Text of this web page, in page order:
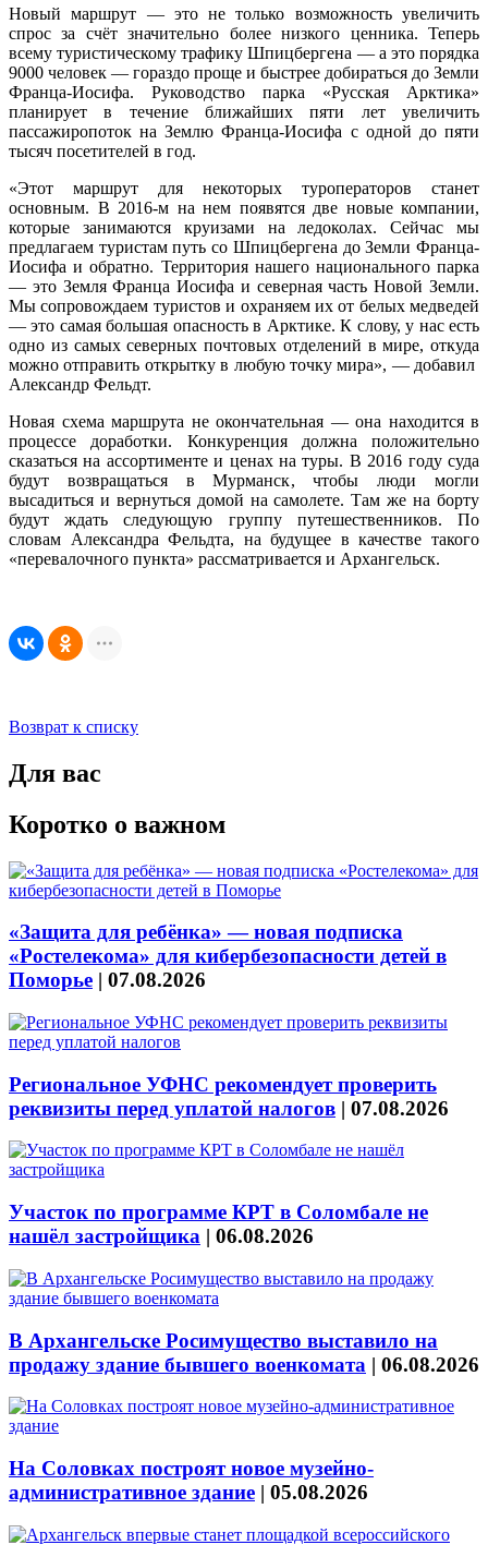
Новый маршрут — это не только возможность увеличить
спрос за счёт значительно более низкого ценника. Теперь
всему туристическому трафику Шпицбергена — а это порядка
9000 человек — гораздо проще и быстрее добираться до Земли
Франца-Иосифа. Руководство парка «Русская Арктика»
планирует в течение ближайших пяти лет увеличить
пассажиропоток на Землю Франца-Иосифа с одной до пяти
тысяч посетителей в год.
«Этот маршрут для некоторых туроператоров станет
основным. В 2016-м на нем появятся две новые компании,
которые занимаются круизами на ледоколах. Сейчас мы
предлагаем туристам путь со Шпицбергена до Земли Франца-
Иосифа и обратно. Территория нашего национального парка
— это Земля Франца Иосифа и северная часть Новой Земли.
Мы сопровождаем туристов и охраняем их от белых медведей
— это самая большая опасность в Арктике. К слову, у нас есть
одно из самых северных почтовых отделений в мире, откуда
можно отправить открытку в любую точку мира», — добавил
Александр Фельдт.
Новая схема маршрута не окончательная — она находится в
процессе доработки. Конкуренция должна положительно
сказаться на ассортименте и ценах на туры. В 2016 году суда
будут возвращаться в Мурманск, чтобы люди могли
высадиться и вернуться домой на самолете. Там же на борту
будут ждать следующую группу путешественников. По
словам Александра Фельдта, на будущее в качестве такого
«перевалочного пункта» рассматривается и Архангельск.
Возврат к списку
Для вас
Коротко о важном
«Защита для ребёнка» — новая подписка
«Ростелекома» для кибербезопасности детей в
Поморье | 07.08.2026
Региональное УФНС рекомендует проверить
реквизиты перед уплатой налогов | 07.08.2026
Участок по программе КРТ в Соломбале не
нашёл застройщика | 06.08.2026
В Архангельске Росимущество выставило на
продажу здание бывшего военкомата | 06.08.2026
На Соловках построят новое музейно-
административное здание | 05.08.2026